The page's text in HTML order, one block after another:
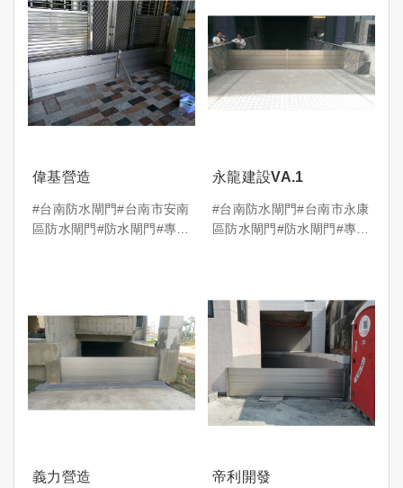
偉基營造
#台南防水閘門#台南市安南
區防水閘門#防水閘門#專利
永龍建設VA.1
#台南防水閘門#台南市永康
區防水閘門#防水閘門#專利
義力營造 帝利開發